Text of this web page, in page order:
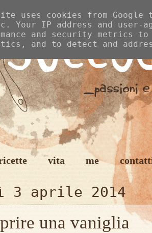
vita me
3 aprile 2014
una vaniglia
uses cookies from
Your IP address and user-
and security metrics
and to detect and